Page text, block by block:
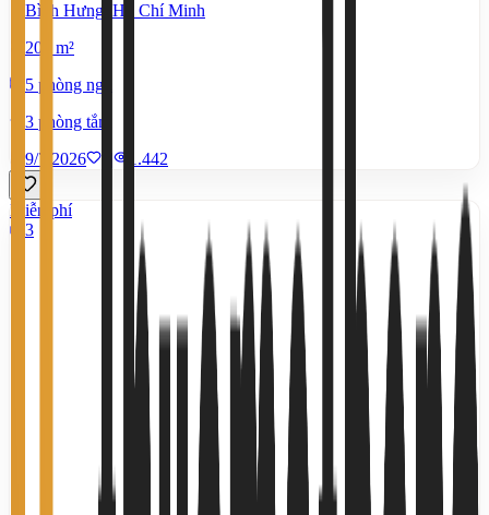
Bình Hưng, Hồ Chí Minh
200 m²
5 phòng ngủ
3 phòng tắm
9/7/2026
1.442
Miễn phí
3